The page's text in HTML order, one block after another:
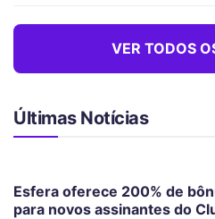
VER TODOS
Últimas Notícias
Esfera oferece 200% de
para novos assinantes do